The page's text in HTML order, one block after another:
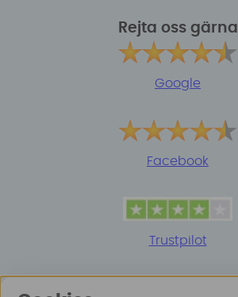
Rejta oss gärna
Google
Facebook
Trustpilot